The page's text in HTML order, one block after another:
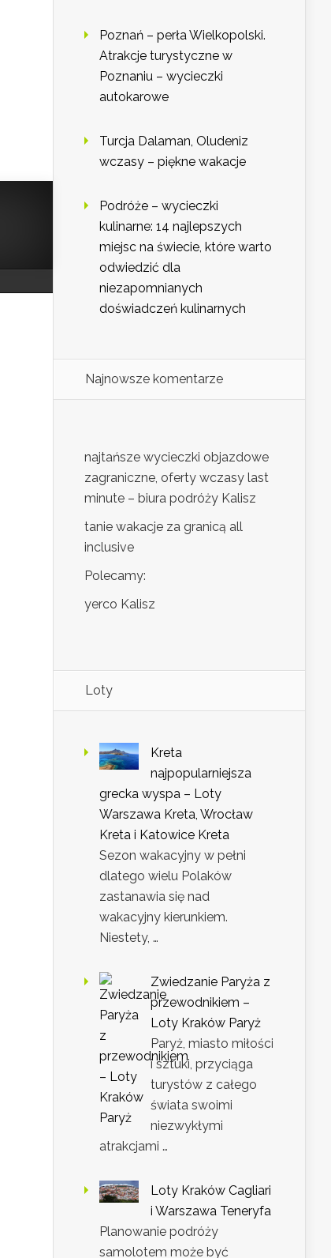
Poznań – perła Wielkopolski.
Atrakcje turystyczne w
Poznaniu – wycieczki
autokarowe
Turcja Dalaman, Oludeniz
wczasy – piękne wakacje
Podróże – wycieczki
kulinarne: 14 najlepszych
miejsc na świecie, które warto
odwiedzić dla
niezapomnianych
doświadczeń kulinarnych
Najnowsze komentarze
najtańsze wycieczki objazdowe
zagraniczne, oferty wczasy last
minute – biura podróży Kalisz
tanie wakacje za granicą all
inclusive
Polecamy:
yerco Kalisz
Loty
Kreta
najpopularniejsza
grecka wyspa – Loty
Warszawa Kreta, Wrocław
Kreta i Katowice Kreta
Sezon wakacyjny w pełni
dlatego wielu Polaków
zastanawia się nad
wakacyjny kierunkiem.
Niestety, …
Zwiedzanie Paryża z
przewodnikiem –
Loty Kraków Paryż
Paryż, miasto miłości
i sztuki, przyciąga
turystów z całego
świata swoimi
niezwykłymi
atrakcjami …
Loty Kraków Cagliari
i Warszawa Teneryfa
Planowanie podróży
samolotem może być